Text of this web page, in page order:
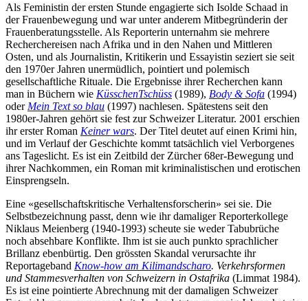
Als Feministin der ersten Stunde engagierte sich Isolde Schaad in
der Frauenbewegung und war unter anderem Mitbegründerin der
Frauenberatungsstelle. Als Reporterin unternahm sie mehrere
Recherchereisen nach Afrika und in den Nahen und Mittleren
Osten, und als Journalistin, Kritikerin und Essayistin seziert sie seit
den 1970er Jahren unermüdlich, pointiert und polemisch
gesellschaftliche Rituale. Die Ergebnisse ihrer Recherchen kann
man in Büchern wie KüsschenTschüss (1989), Body & Sofa (1994)
oder Mein Text so blau (1997) nachlesen. Spätestens seit den
1980er-Jahren gehört sie fest zur Schweizer Literatur. 2001 erschien
ihr erster Roman Keiner wars. Der Titel deutet auf einen Krimi hin,
und im Verlauf der Geschichte kommt tatsächlich viel Verborgenes
ans Tageslicht. Es ist ein Zeitbild der Zürcher 68er-Bewegung und
ihrer Nachkommen, ein Roman mit kriminalistischen und erotischen
Einsprengseln.
Eine «gesellschaftskritische Verhaltensforscherin» sei sie. Die
Selbstbezeichnung passt, denn wie ihr damaliger Reporterkollege
Niklaus Meienberg (1940-1993) scheute sie weder Tabubrüche
noch absehbare Konflikte. Ihm ist sie auch punkto sprachlicher
Brillanz ebenbürtig. Den grössten Skandal verursachte ihr
Reportageband Know-how am Kilimandscharo. Verkehrsformen
und Stammesverhalten von Schweizern in Ostafrika (Limmat 1984).
Es ist eine pointierte Abrechnung mit der damaligen Schweizer